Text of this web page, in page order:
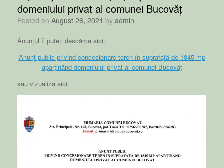
domeniului privat al comunei Bucovăț
Posted on August 26, 2021 by admin
Anunțul îl puteți descărca aici:
Anunț public privind concesionare teren în suprafață de 1845 mp
aparținând domeniului privat al comunei Bucovăț
sau vizualiza aici: